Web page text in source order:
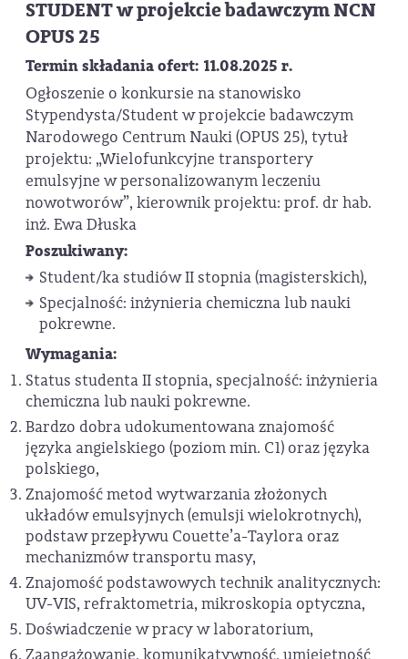
STUDENT w projekcie badawczym NCN
OPUS 25
Termin składania ofert: 11.08.2025 r.
Ogłoszenie o konkursie na stanowisko
Stypendysta/Student w projekcie badawczym
Narodowego Centrum Nauki (OPUS 25), tytuł
projektu: „Wielofunkcyjne transportery
emulsyjne w personalizowanym leczeniu
nowotworów”, kierownik projektu: prof. dr hab.
inż. Ewa Dłuska
Poszukiwany:
Student/ka studiów II stopnia (magisterskich),
Specjalność: inżynieria chemiczna lub nauki
pokrewne.
Wymagania:
Status studenta II stopnia, specjalność: inżynieria
chemiczna lub nauki pokrewne.
Bardzo dobra udokumentowana znajomość
języka angielskiego (poziom min. C1) oraz języka
polskiego,
Znajomość metod wytwarzania złożonych
układów emulsyjnych (emulsji wielokrotnych),
podstaw przepływu Couette’a-Taylora oraz
mechanizmów transportu masy,
Znajomość podstawowych technik analitycznych:
UV-VIS, refraktometria, mikroskopia optyczna,
Doświadczenie w pracy w laboratorium,
Zaangażowanie, komunikatywność, umiejętność